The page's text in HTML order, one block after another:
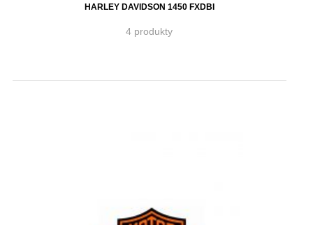
HARLEY DAVIDSON 1450 FXDBI
4 produkty